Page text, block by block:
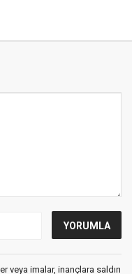
veya imalar, inançlara saldırı